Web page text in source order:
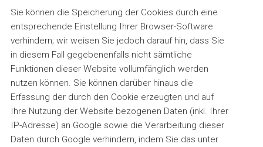
Sie können die Speicherung der Cookies durch eine
entsprechende Einstellung Ihrer Browser-Software
verhindern; wir weisen Sie jedoch darauf hin, dass Sie
in diesem Fall gegebenenfalls nicht sämtliche
Funktionen dieser Website vollumfänglich werden
nutzen können. Sie können darüber hinaus die
Erfassung der durch den Cookie erzeugten und auf
Ihre Nutzung der Website bezogenen Daten (inkl. Ihrer
IP-Adresse) an Google sowie die Verarbeitung dieser
Daten durch Google verhindern, indem Sie das unter